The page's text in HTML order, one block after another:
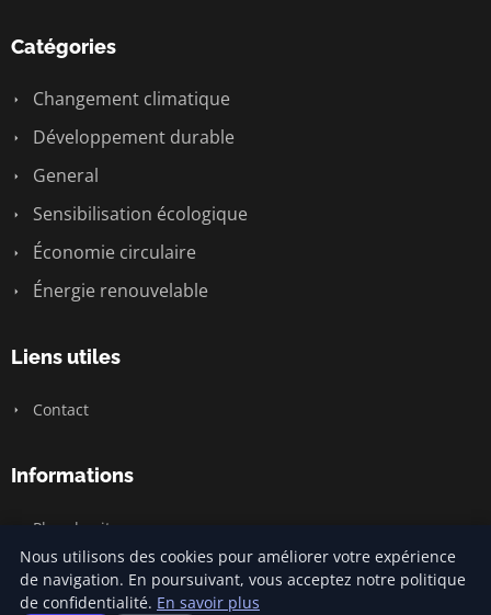
Catégories
Changement climatique
Développement durable
General
Sensibilisation écologique
Économie circulaire
Énergie renouvelable
Liens utiles
Contact
Informations
Plan du site
Nous utilisons des cookies pour améliorer votre expérience
de navigation. En poursuivant, vous acceptez notre politique
de confidentialité. En savoir plus